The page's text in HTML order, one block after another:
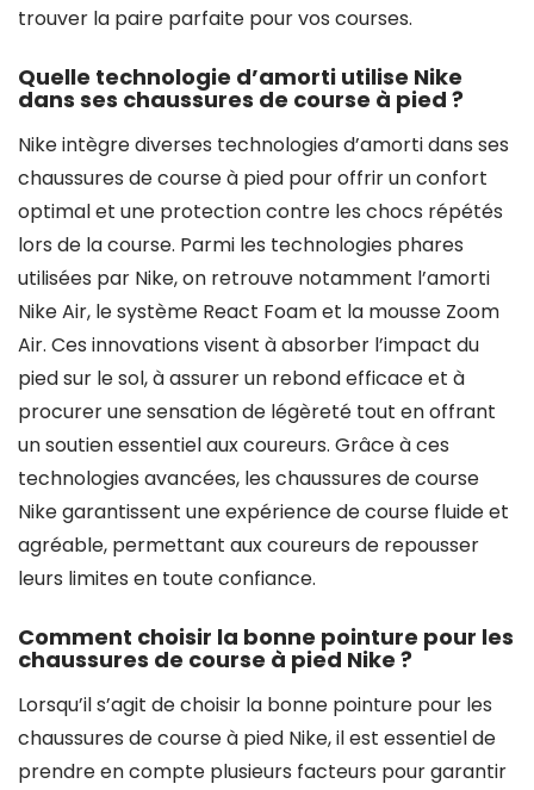
trouver la paire parfaite pour vos courses.
Quelle technologie d’amorti utilise Nike
dans ses chaussures de course à pied ?
Nike intègre diverses technologies d’amorti dans ses
chaussures de course à pied pour offrir un confort
optimal et une protection contre les chocs répétés
lors de la course. Parmi les technologies phares
utilisées par Nike, on retrouve notamment l’amorti
Nike Air, le système React Foam et la mousse Zoom
Air. Ces innovations visent à absorber l’impact du
pied sur le sol, à assurer un rebond efficace et à
procurer une sensation de légèreté tout en offrant
un soutien essentiel aux coureurs. Grâce à ces
technologies avancées, les chaussures de course
Nike garantissent une expérience de course fluide et
agréable, permettant aux coureurs de repousser
leurs limites en toute confiance.
Comment choisir la bonne pointure pour les
chaussures de course à pied Nike ?
Lorsqu’il s’agit de choisir la bonne pointure pour les
chaussures de course à pied Nike, il est essentiel de
prendre en compte plusieurs facteurs pour garantir